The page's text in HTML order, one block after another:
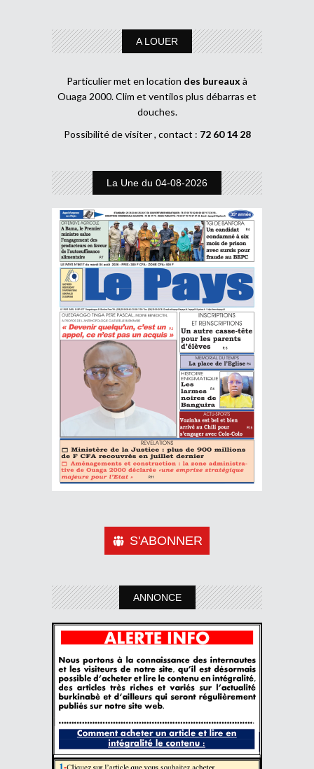
A LOUER
Particulier met en location des bureaux à
Ouaga 2000. Clim et ventilos plus débarras et
douches.
Possibilité de visiter , contact : 72 60 14 28
La Une du 04-08-2026
S'ABONNER
ANNONCE